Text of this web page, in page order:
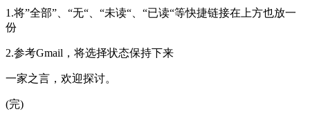
1.将”全部”、“无“、“未读“、“已读“等快捷链接在上方也放一
份
2.参考Gmail，将选择状态保持下来
一家之言，欢迎探讨。
(完)